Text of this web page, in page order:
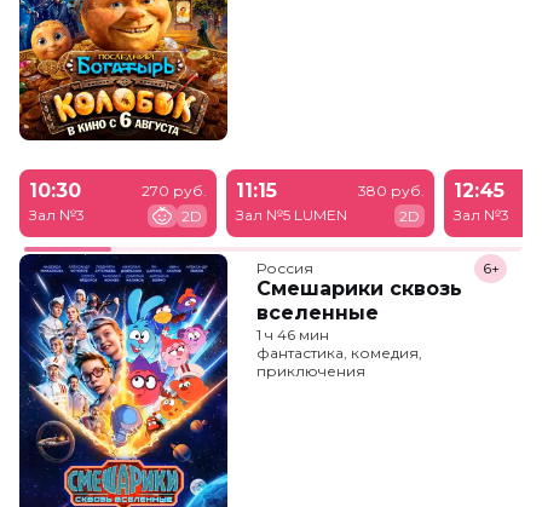
10:30
Зал №3
270 руб.
2D
11:15
Зал №5 LUMEN
380 руб.
2D
12:45
Зал №3
Россия
Смешарики сквозь
вселенные
6+
1 ч 46 мин
фантастика, комедия,
приключения